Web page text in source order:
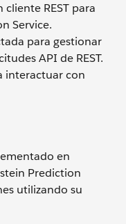
REST para
Service.
para gestionar
API de REST.
interactuar con
en
Prediction
utilizando su